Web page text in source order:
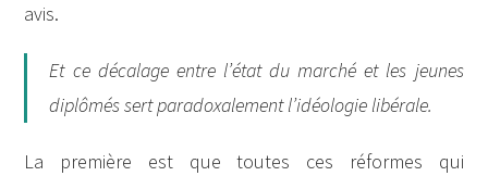
avis.
Et ce décalage entre l’état du marché et les jeunes
diplômés sert paradoxalement l’idéologie libérale.
La première est que toutes ces réformes qui